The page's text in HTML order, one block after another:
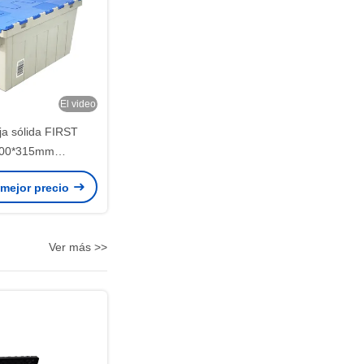
El video
sólida FIRST
móvil Caja de
y apilable con
precio
Ver más >>